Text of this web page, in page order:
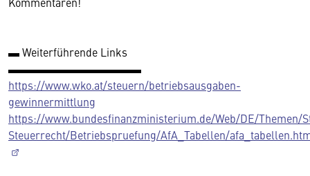
▬ Weiterführende Links
▬▬▬▬▬▬▬▬▬▬▬▬
https://www.wko.at/steuern/betriebsausgaben-
gewinnermittlung
https://www.bundesfinanzministerium.de/Web/DE/Themen/
Steuerrecht/Betriebspruefung/AfA_Tabellen/